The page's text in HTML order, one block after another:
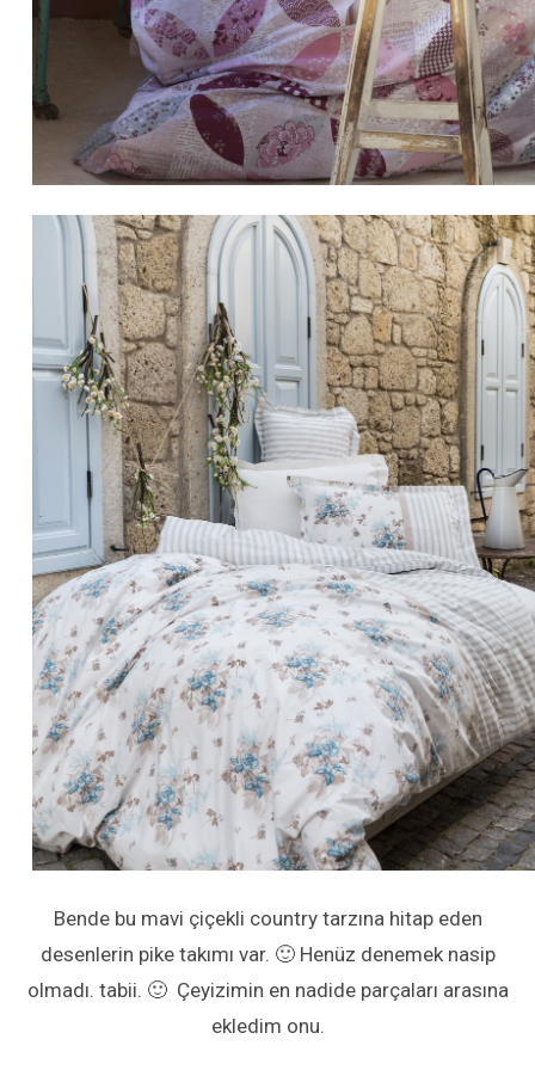
Bende bu mavi çiçekli country tarzına hitap eden
desenlerin pike takımı var. 🙂 Henüz denemek nasip
olmadı. tabii. 🙂 Çeyizimin en nadide parçaları arasına
ekledim onu.